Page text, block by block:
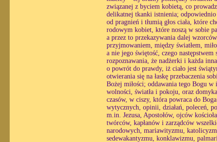
związanej z byciem kobietą, co
delikatnej tkanki istnienia;
od pragnień i tłumią głos ciała, które
rodowym kobiet, które noszą w sobie
a przez to przekazywania dalej
przyjmowaniem, między światłem,
a nie jego świętość, czego
rozpoznawania, że nadżerki i każda
o powrót do prawdy, iż ciało jest
otwierania się na łaskę przebaczenia
Bożej miłości; oddawania tego Bogu
wolności, światła i pokoju, oraz
czasów, w ciszy, która powraca do
wytycznych, opinii, działań, poleceń,
m.in. Jezusa, Apostołów, ojców
twórców, kapłanów i zarządców
narodowych, mariawityzmu,
sedewakantyzmu, konklawizmu,